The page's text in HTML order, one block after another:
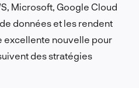
Microsoft, Google Cloud
données et les rendent
excellente nouvelle pour
des stratégies